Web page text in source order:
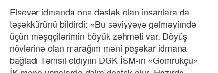
Elsevər idmanda ona dəstək olan insanlara da
təşəkkürünü bildirdi: «Bu səviyyəyə gəlməyimdə
üçün məşqçilərimin böyük zəhməti var. Döyüş
növlərinə olan marağım məni peşəkar idmana
bağladı Təmsil etdiyim DGK İSM-ın «Gömrükçü»